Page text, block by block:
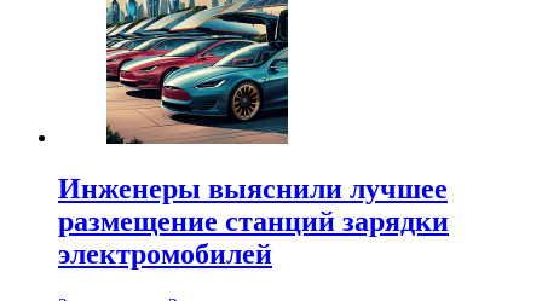
Инженеры выяснили лучшее
размещение станций зарядки
электромобилей